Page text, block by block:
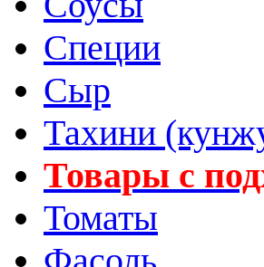
Специи
Сыр
Тахини
Товары с
Томаты